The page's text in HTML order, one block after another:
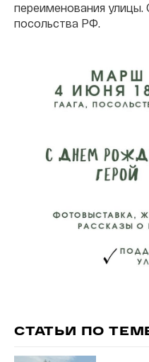
переименования улицы.
посольства РФ.
СТАТЬИ ПО